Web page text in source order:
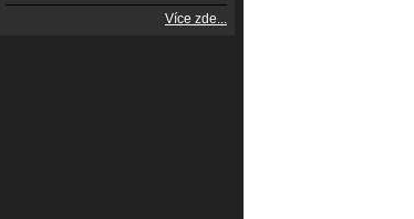
Více zde...